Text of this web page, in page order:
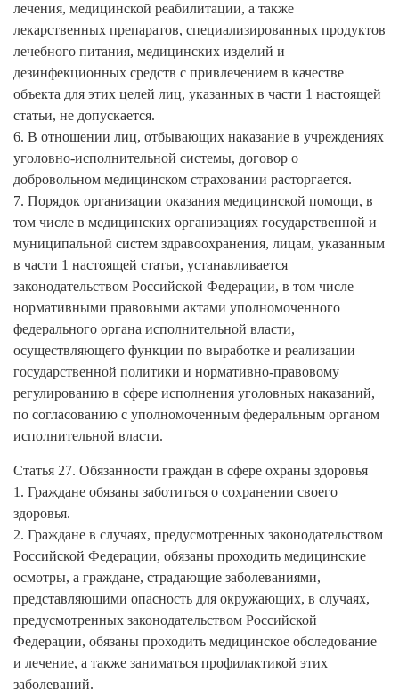
лечения, медицинской реабилитации, а также
лекарственных препаратов, специализированных продуктов
лечебного питания, медицинских изделий и
дезинфекционных средств с привлечением в качестве
объекта для этих целей лиц, указанных в части 1 настоящей
статьи, не допускается.
6. В отношении лиц, отбывающих наказание в учреждениях
уголовно-исполнительной системы, договор о
добровольном медицинском страховании расторгается.
7. Порядок организации оказания медицинской помощи, в
том числе в медицинских организациях государственной и
муниципальной систем здравоохранения, лицам, указанным
в части 1 настоящей статьи, устанавливается
законодательством Российской Федерации, в том числе
нормативными правовыми актами уполномоченного
федерального органа исполнительной власти,
осуществляющего функции по выработке и реализации
государственной политики и нормативно-правовому
регулированию в сфере исполнения уголовных наказаний,
по согласованию с уполномоченным федеральным органом
исполнительной власти.
Статья 27. Обязанности граждан в сфере охраны здоровья
1. Граждане обязаны заботиться о сохранении своего
здоровья.
2. Граждане в случаях, предусмотренных законодательством
Российской Федерации, обязаны проходить медицинские
осмотры, а граждане, страдающие заболеваниями,
представляющими опасность для окружающих, в случаях,
предусмотренных законодательством Российской
Федерации, обязаны проходить медицинское обследование
и лечение, а также заниматься профилактикой этих
заболеваний.